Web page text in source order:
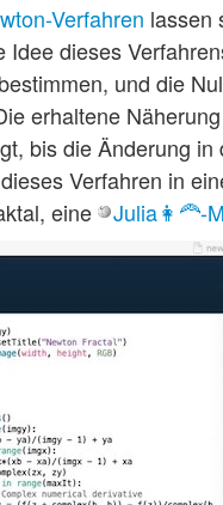
Verfahren lassen
Idee dieses
und die
erhaltene
bis die Änderung
Verfahren in
eine
Julia👩‍🦰-